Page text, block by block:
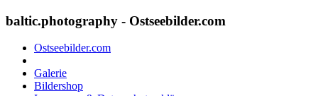
baltic.photography - Ostseebilder.com
Ostseebilder.com
Galerie
Bildershop